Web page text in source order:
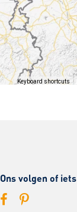
Keyboard shortcuts
Ons volgen of